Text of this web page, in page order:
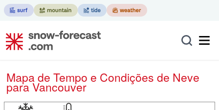
Mapa de Tempo e Condições de Neve
para Vancouver